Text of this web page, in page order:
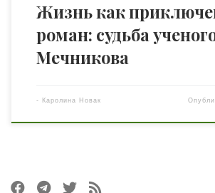
Жизнь как
роман: судьба
Мечникова
- Каролина Новак